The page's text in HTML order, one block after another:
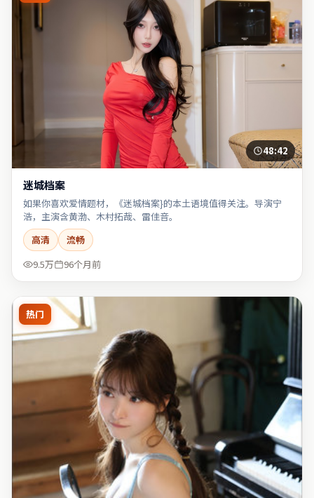
48:42
迷城档案
如果你喜欢爱情题材，《迷城档案}的本土语境值得关注。导演宁
浩，主演含黄渤、木村拓哉、雷佳音。
高清
流畅
9.5万
96个月前
热门